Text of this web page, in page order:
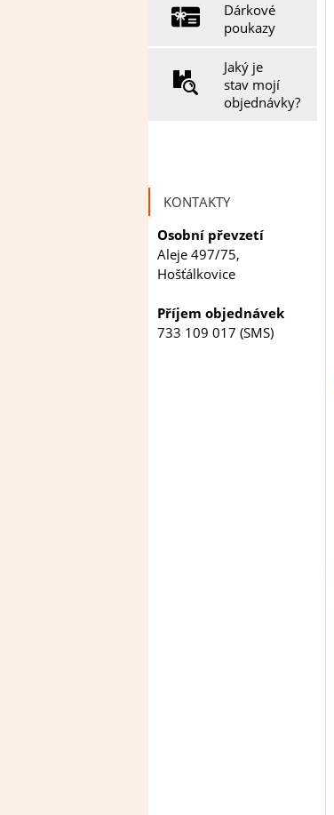
Dárkové
poukazy
Jaký je
stav mojí
objednávky?
KONTAKTY
Osobní převzetí
Aleje 497/75,
Hošťálkovice
Příjem objednávek
733 109 017 (SMS)